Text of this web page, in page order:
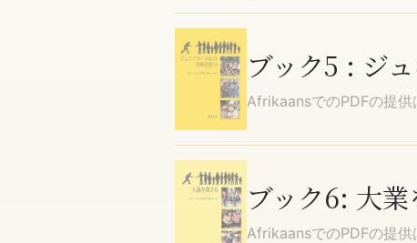
ブック5 : ジ
AfrikaansでのPDFの提供
ブック6: 大業
AfrikaansでのPDFの提供